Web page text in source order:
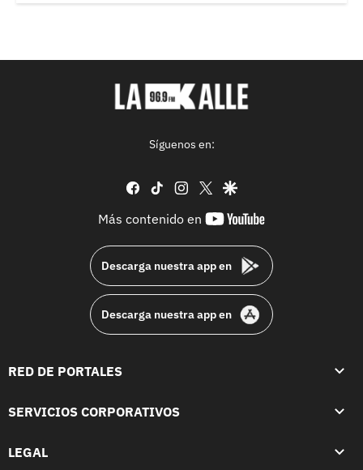
Síguenos en:
facebook
tiktok instagram
twittergoogle
Más contenido en
youtube-
Descarga nuestra app en
Descarga nuestra app en
RED DE PORTALES
SERVICIOS CORPORATIVOS
LEGAL